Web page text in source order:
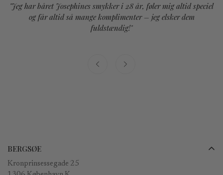
"Jeg har båret Josephines smykker i 28 år, føler mig altid speciel
og får altid så mange komplimenter – jeg elsker dem
fuldstændig!"
BERGSØE
Kronprinsessegade 25